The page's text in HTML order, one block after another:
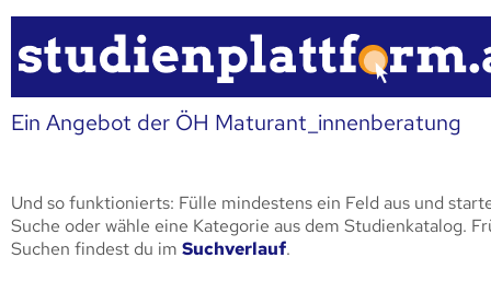
Ein Angebot der ÖH Maturant_innenberatung
Und so funktionierts: Fülle mindestens ein Feld aus und
Suche oder wähle eine Kategorie aus dem Studienkatalog.
Suchen findest du im Suchverlauf.